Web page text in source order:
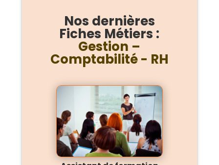
Nos dernières
Fiches Métiers :
Gestion –
Comptabilité - RH